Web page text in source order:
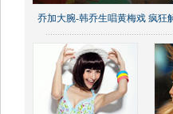
乔加大腕-韩乔生唱黄梅戏 疯狂